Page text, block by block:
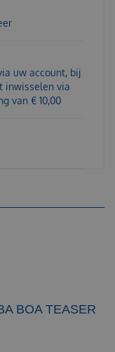
uw account, bij
inwisselen via
van € 10,00
BOA TEASER